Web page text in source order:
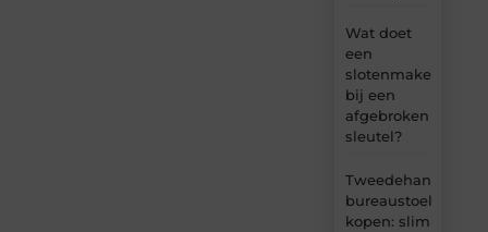
Wat doet
een
slotenmaker
bij een
afgebroken
sleutel?
Tweedehands
bureaustoel
kopen: slim